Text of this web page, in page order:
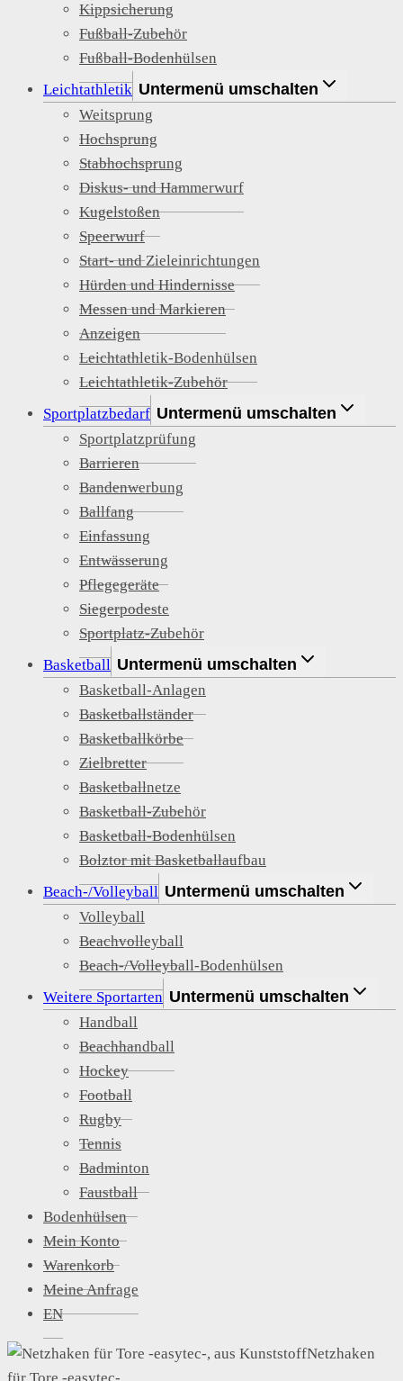
Kippsicherung
Fußball-Zubehör
Fußball-Bodenhülsen
Leichtathletik Untermenü umschalten
Weitsprung
Hochsprung
Stabhochsprung
Diskus- und Hammerwurf
Kugelstoßen
Speerwurf
Start- und Zieleinrichtungen
Hürden und Hindernisse
Messen und Markieren
Anzeigen
Leichtathletik-Bodenhülsen
Leichtathletik-Zubehör
Sportplatzbedarf Untermenü umschalten
Sportplatzprüfung
Barrieren
Bandenwerbung
Ballfang
Einfassung
Entwässerung
Pflegegeräte
Siegerpodeste
Sportplatz-Zubehör
Basketball Untermenü umschalten
Basketball-Anlagen
Basketballständer
Basketballkörbe
Zielbretter
Basketballnetze
Basketball-Zubehör
Basketball-Bodenhülsen
Bolztor mit Basketballaufbau
Beach-/Volleyball Untermenü umschalten
Volleyball
Beachvolleyball
Beach-/Volleyball-Bodenhülsen
Weitere Sportarten Untermenü umschalten
Handball
Beachhandball
Hockey
Football
Rugby
Tennis
Badminton
Faustball
Bodenhülsen
Mein Konto
Warenkorb
Meine Anfrage
EN
Netzhaken